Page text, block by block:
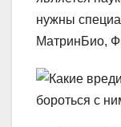
нужны
МатринБио,